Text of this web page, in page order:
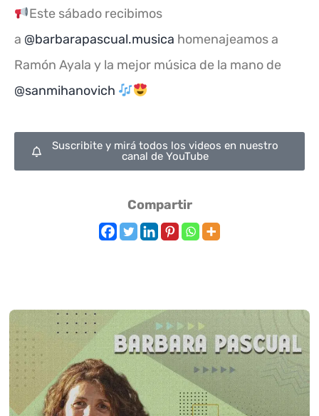
Este sábado recibimos
a @barbarapascual.musica homenajeamos a
Ramón Ayala y la mejor música de la mano de
@sanmihanovich
Suscribite y mirá todos los videos en nuestro
canal de YouTube
Compartir